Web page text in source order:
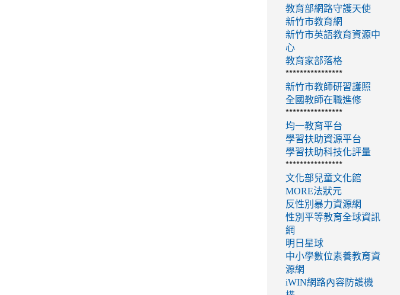
教育部網路守護天使
新竹市教育網
新竹市英語教育資源中
心
教育家部落格
****************
新竹市教師研習護照
全國教師在職進修
****************
均一教育平台
學習扶助資源平台
學習扶助科技化評量
****************
文化部兒童文化館
MORE法狀元
反性別暴力資源網
性別平等教育全球資訊
網
明日星球
中小學數位素養教育資
源網
iWIN網路內容防護機